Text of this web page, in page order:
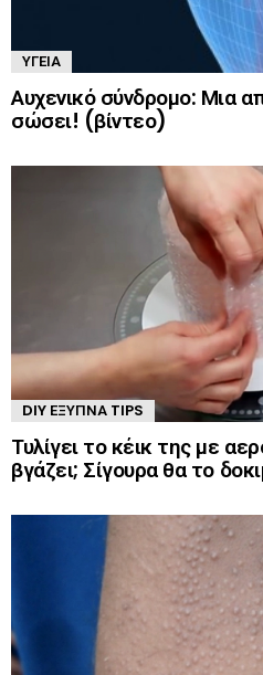
ΥΓΕΊΑ
Αυχενικό σύνδρομο: Μια
σώσει! (βίντεο)
DIY ΈΞΥΠΝΑ TIPS
Τυλίγει το κέικ της με
βγάζει; Σίγουρα θα το